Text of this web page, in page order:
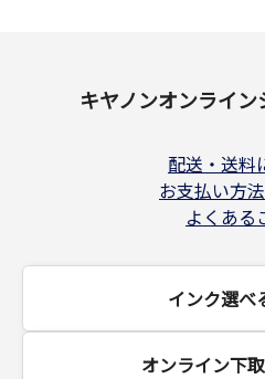
キヤノンオンライ
配送・送料
お支払い方
よくある
インク選べ
オンライン下